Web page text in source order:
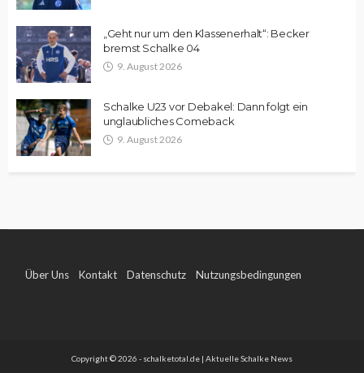
„Geht nur um den Klassenerhalt“: Becker
bremst Schalke 04
9. August 2026
Schalke U23 vor Debakel: Dann folgt ein
unglaubliches Comeback
9. August 2026
Über Uns Kontakt Datenschutz Nutzungsbedingungen
Copyright © 2026 - schalketotal.de | Aktuelle Schalke News